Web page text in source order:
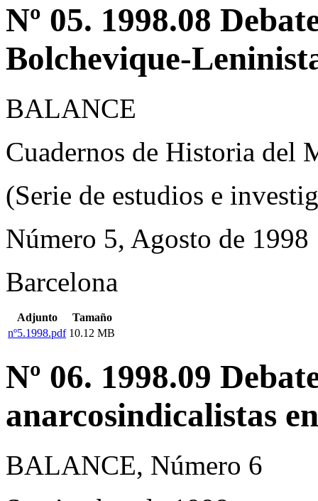
Nº 05. 1998.08
Bolchevique-
BALANCE
Cuadernos de Historia del
(Serie de estudios e
Número 5, Agosto de 1998
Barcelona
Adjunto
Tamaño
nº5.1998.pdf 10.12 MB
Nº 06. 1998.09
anarcosindicalistas
BALANCE, Número 6